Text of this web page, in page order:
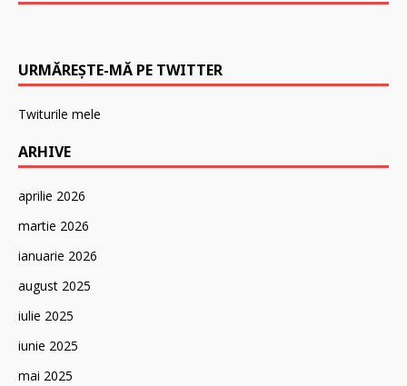
URMĂREȘTE-MĂ PE TWITTER
Twiturile mele
ARHIVE
aprilie 2026
martie 2026
ianuarie 2026
august 2025
iulie 2025
iunie 2025
mai 2025